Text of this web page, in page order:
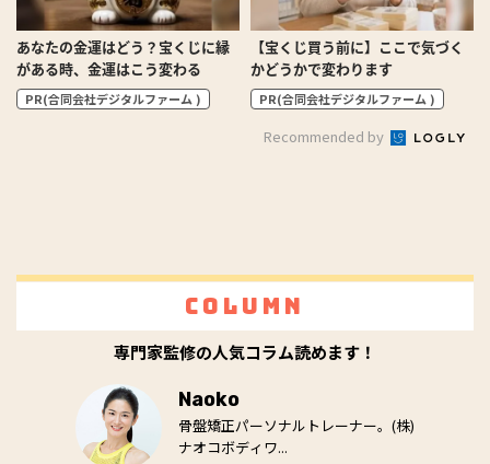
あなたの金運はどう？宝くじに縁
がある時、金運はこう変わる
PR(合同会社デジタルファーム )
【宝くじ買う前に】ここで気づく
かどうかで変わります
PR(合同会社デジタルファーム )
Recommended by
Column
専門家監修の人気コラム読めます！
Naoko
骨盤矯正パーソナルトレーナー。(株)
ナオコボディワ...